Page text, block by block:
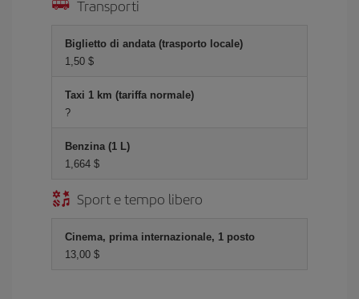
Transporti
Biglietto di andata (trasporto locale)
1,50 $
Taxi 1 km (tariffa normale)
?
Benzina (1 L)
1,664 $
Sport e tempo libero
Cinema, prima internazionale, 1 posto
13,00 $